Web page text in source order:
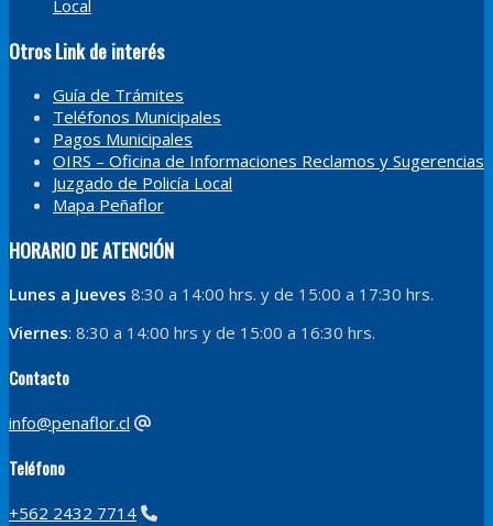
Local
Otros Link de interés
Guía de Trámites
Teléfonos Municipales
Pagos Municipales
OIRS – Oficina de Informaciones Reclamos y Sugerencias
Juzgado de Policía Local
Mapa Peñaflor
HORARIO DE ATENCIÓN
Lunes a Jueves 8:30 a 14:00 hrs. y de 15:00 a 17:30 hrs.
Viernes: 8:30 a 14:00 hrs y de 15:00 a 16:30 hrs.
Contacto
info@penaflor.cl
Teléfono
+562 2432 7714